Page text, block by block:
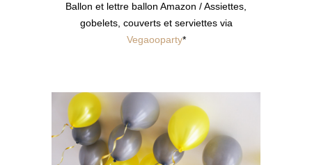
Ballon et lettre ballon Amazon / Assiettes,
gobelets, couverts et serviettes via
Vegaooparty*